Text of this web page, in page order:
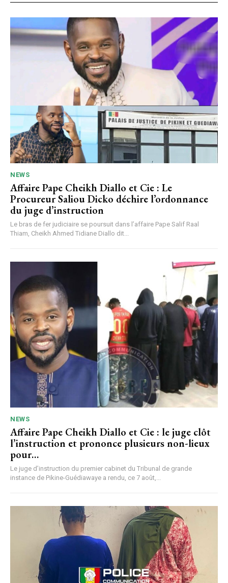
NEWS
Affaire Pape Cheikh Diallo et Cie : Le
Procureur Saliou Dicko déchire l’ordonnance
du juge d’instruction
Le bras de fer judiciaire se poursuit dans l’affaire Pape Salif Raal
Thiam, Cheikh Ahmed Tidiane Diallo dit...
NEWS
Affaire Pape Cheikh Diallo et Cie : le juge clôt
l’instruction et prononce plusieurs non-lieux
pour…
Le juge d’instruction du premier cabinet du Tribunal de grande
instance de Pikine-Guédiawaye a rendu, ce 7 août,...